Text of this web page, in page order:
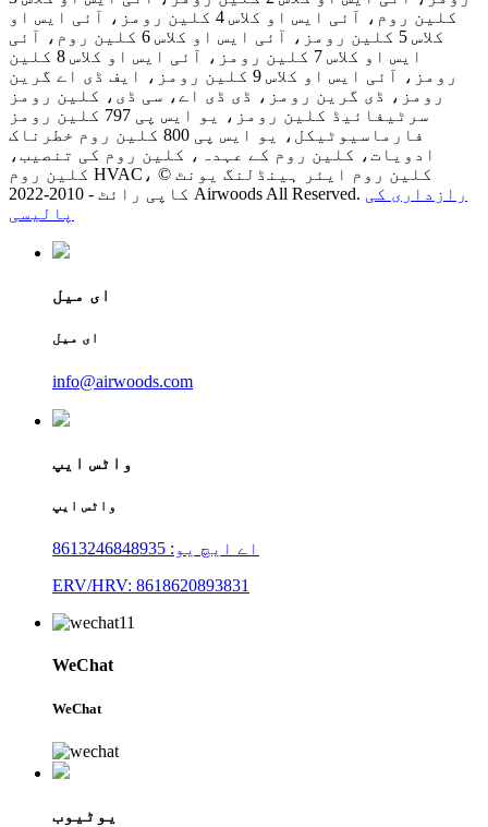
کلین روم، آئی ایس او کلاس 4 کلین رومز، آئی ایس او
کلاس 5 کلین رومز، آئی ایس او کلاس 6 کلین روم، آئی
ایس او کلاس 7 کلین رومز، آئی ایس او کلاس 8 کلین
رومز، آئی ایس او کلاس 9 کلین رومز، ایف ڈی اے گرین
رومز، ڈی گرین رومز، ڈی ڈی اے، سی ڈی، کلین رومز
سرٹیفائیڈ کلین رومز، یو ایس پی 797 کلین رومز
فارماسیوٹیکل، یو ایس پی 800 کلین روم خطرناک
ادویات، کلین روم کے عہدہ، کلین روم کی تنصیب،
کلین روم HVAC، کلین روم ایئر ہینڈلنگ یونٹ ©
کاپی رائٹ - 2010-2022 Airwoods All Reserved. رازداری کی
پالیسی
ای میل
ای میل
info@airwoods.com
واٹس ایپ
واٹس ایپ
اے ایچ یو: 8613246848935
ERV/HRV: 8618620893831
WeChat
WeChat
یوٹیوب